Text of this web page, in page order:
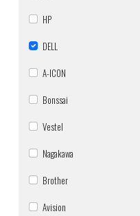
HP
DELL
A-ICON
Bonssai
Vestel
Nagakawa
Brother
Avision